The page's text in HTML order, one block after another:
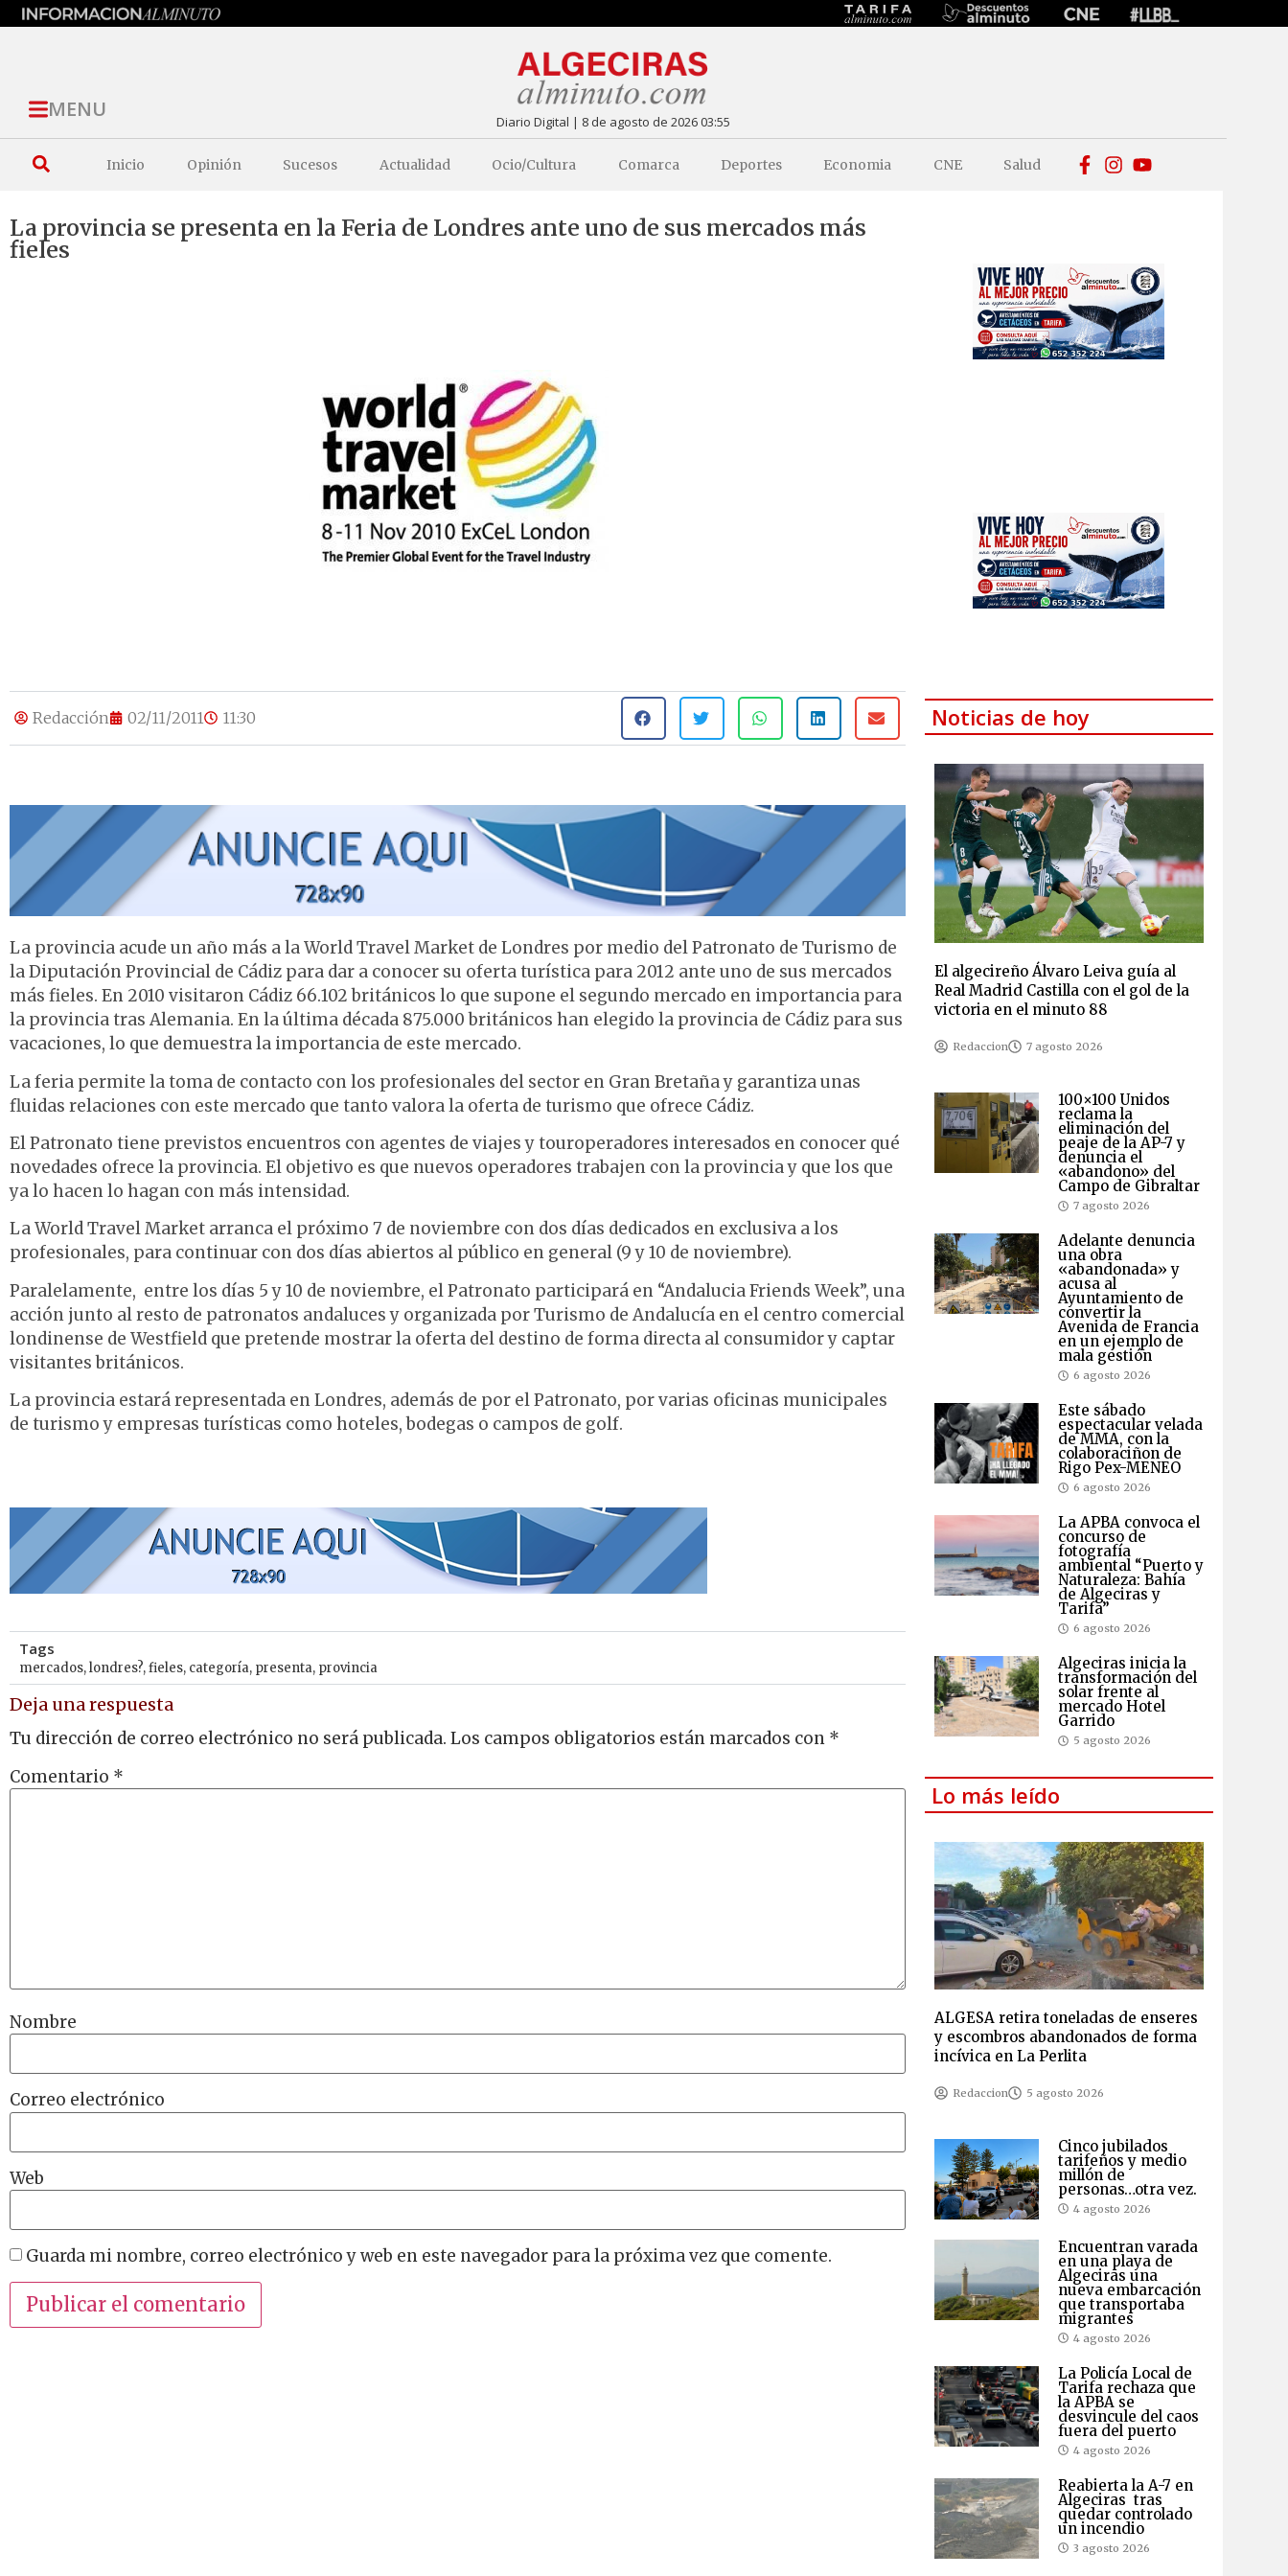
MENU Diario Digital | 8 de agosto de 2026 03:55
Inicio Opinión Sucesos Actualidad Ocio/Cultura Comarca Deportes Economia CNE Salud
La provincia se presenta en la Feria de Londres ante uno de sus mercados más
fieles
Redacción 02/11/2011 11:30
La provincia acude un año más a la World Travel Market de Londres por medio del Patronato de Turismo de
la Diputación Provincial de Cádiz para dar a conocer su oferta turística para 2012 ante uno de sus mercados
más fieles. En 2010 visitaron Cádiz 66.102 británicos lo que supone el segundo mercado en importancia para
la provincia tras Alemania. En la última década 875.000 británicos han elegido la provincia de Cádiz para sus
vacaciones, lo que demuestra la importancia de este mercado.
La feria permite la toma de contacto con los profesionales del sector en Gran Bretaña y garantiza unas
fluidas relaciones con este mercado que tanto valora la oferta de turismo que ofrece Cádiz.
El Patronato tiene previstos encuentros con agentes de viajes y touroperadores interesados en conocer qué
novedades ofrece la provincia. El objetivo es que nuevos operadores trabajen con la provincia y que los que
ya lo hacen lo hagan con más intensidad.
La World Travel Market arranca el próximo 7 de noviembre con dos días dedicados en exclusiva a los
profesionales, para continuar con dos días abiertos al público en general (9 y 10 de noviembre).
Paralelamente, entre los días 5 y 10 de noviembre, el Patronato participará en “Andalucia Friends Week”, una
acción junto al resto de patronatos andaluces y organizada por Turismo de Andalucía en el centro comercial
londinense de Westfield que pretende mostrar la oferta del destino de forma directa al consumidor y captar
visitantes británicos.
La provincia estará representada en Londres, además de por el Patronato, por varias oficinas municipales
de turismo y empresas turísticas como hoteles, bodegas o campos de golf.
Tags
mercados,londres?,fieles, categoría, presenta, provincia
Deja una respuesta
Tu dirección de correo electrónico no será publicada. Los campos obligatorios están marcados con *
Comentario *
Nombre
Correo electrónico
Web
Guarda mi nombre, correo electrónico y web en este navegador para la próxima vez que comente.
Noticias de hoy
El algecireño Álvaro Leiva guía al
Real Madrid Castilla con el gol de la
victoria en el minuto 88
Redaccion 7 agosto 2026
100×100 Unidos
reclama la
eliminación del
peaje de la AP-7 y
denuncia el
«abandono» del
Campo de Gibraltar
7 agosto 2026
Adelante denuncia
una obra
«abandonada» y
acusa al
Ayuntamiento de
convertir la
Avenida de Francia
en un ejemplo de
mala gestión
6 agosto 2026
Este sábado
espectacular velada
de MMA, con la
colaboraciñon de
Rigo Pex-MENEO
6 agosto 2026
La APBA convoca el
concurso de
fotografía
ambiental “Puerto y
Naturaleza: Bahía
de Algeciras y
Tarifa”
6 agosto 2026
Algeciras inicia la
transformación del
solar frente al
mercado Hotel
Garrido
5 agosto 2026
Lo más leído
ALGESA retira toneladas de enseres
y escombros abandonados de forma
incívica en La Perlita
Redaccion 5 agosto 2026
Cinco jubilados
tarifeños y medio
millón de
personas…otra vez.
4 agosto 2026
Encuentran varada
en una playa de
Algeciras una
nueva embarcación
que transportaba
migrantes
4 agosto 2026
La Policía Local de
Tarifa rechaza que
la APBA se
desvincule del caos
fuera del puerto
4 agosto 2026
Reabierta la A-7 en
Algeciras tras
quedar controlado
un incendio
3 agosto 2026